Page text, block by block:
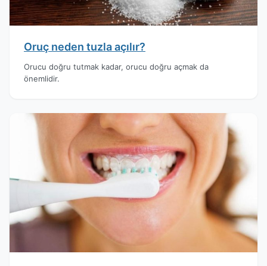
Oruç neden tuzla açılır?
Orucu doğru tutmak kadar, orucu doğru açmak da
önemlidir.